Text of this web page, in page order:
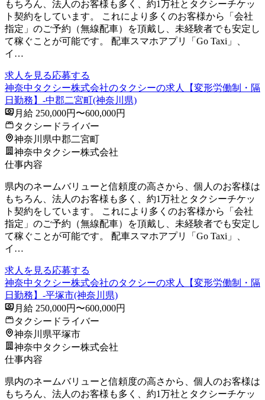
もちろん、法人のお客様も多く、約1万社とタクシーチケッ
ト契約をしています。 これにより多くのお客様から「会社
指定」のご予約（無線配車）を頂戴し、未経験者でも安定し
て稼ぐことが可能です。 配車スマホアプリ「Go Taxi」、
イ…
求人を見る応募する
神奈中タクシー株式会社のタクシーの求人【変形労働制・隔
日勤務】-中郡二宮町(神奈川県)
月給 250,000円〜600,000円
タクシードライバー
神奈川県中郡二宮町
神奈中タクシー株式会社
仕事内容
県内のネームバリューと信頼度の高さから、個人のお客様は
もちろん、法人のお客様も多く、約1万社とタクシーチケッ
ト契約をしています。 これにより多くのお客様から「会社
指定」のご予約（無線配車）を頂戴し、未経験者でも安定し
て稼ぐことが可能です。 配車スマホアプリ「Go Taxi」、
イ…
求人を見る応募する
神奈中タクシー株式会社のタクシーの求人【変形労働制・隔
日勤務】-平塚市(神奈川県)
月給 250,000円〜600,000円
タクシードライバー
神奈川県平塚市
神奈中タクシー株式会社
仕事内容
県内のネームバリューと信頼度の高さから、個人のお客様は
もちろん、法人のお客様も多く、約1万社とタクシーチケッ